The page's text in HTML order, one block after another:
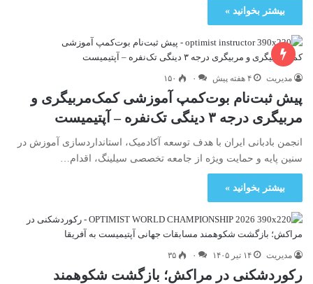
بیشتر بخوانید »
مدیریت ۴ هفته پیش ۰ ۱۵۰
پیش ثبت‌نام بوت‌کمپ آموزشی کمک‌مربیگری و
مربیگری درجه ۳ دینگی تک‌نفره – آپتیمیست
انجمن بادبانی ایران با هدف توسعه آکادمیک، استانداردسازی آموزش در
سنین پایه و حمایت ویژه از جامعه تخصصی سیلینگ، اقدام…
بیشتر بخوانید »
مدیریت ۱۴ تیر ۱۴۰۵ ۰ ۳۵
رکوردشکنی در مراکش؛ بازگشت شکوهمند